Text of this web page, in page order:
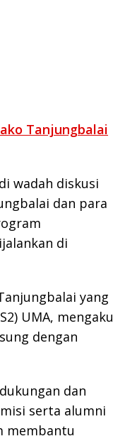
Tanjungbalai
wadah diskusi
dan para
di
yang
UMA, mengaku
dengan
dan
serta alumni
membantu